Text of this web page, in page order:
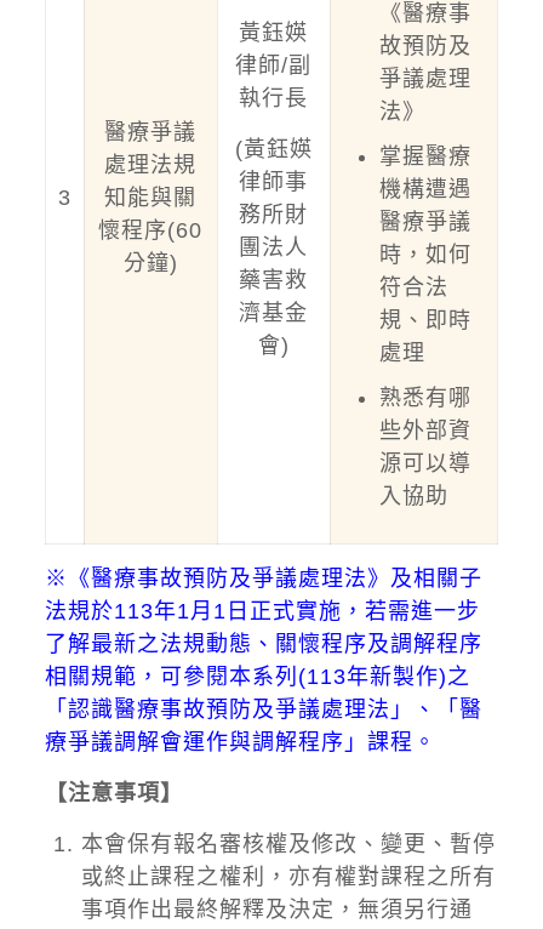
3
醫療爭議
處理法規
知能與關
懷程序(60
分鐘)
黃鈺媖
律師/副
執行長
(黃鈺媖
律師事
務所財
團法人
藥害救
濟基金
會)
《醫療事
故預防及
爭議處理
法》
掌握醫療
機構遭遇
醫療爭議
時，如何
符合法
規、即時
處理
熟悉有哪
些外部資
源可以導
入協助
※《醫療事故預防及爭議處理法》及相關子
法規於113年1月1日正式實施，若需進一步
了解最新之法規動態、關懷程序及調解程序
相關規範，可參閱本系列(113年新製作)之
「認識醫療事故預防及爭議處理法」、「醫
療爭議調解會運作與調解程序」課程。
【注意事項】
本會保有報名審核權及修改、變更、暫停
或終止課程之權利，亦有權對課程之所有
事項作出最終解釋及決定，無須另行通